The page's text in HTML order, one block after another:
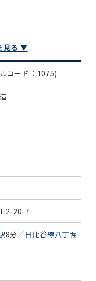
見る ▼
コード：1075)
2-20-7
8分／日比谷線八丁堀